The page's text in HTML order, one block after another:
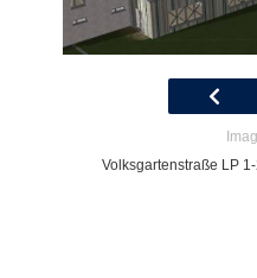
Volksgartenstraße LP